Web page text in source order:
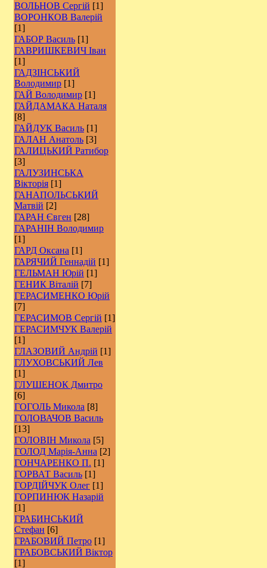
ВОЛЬНОВ Сергій [1]
ВОРОНКОВ Валерій
[1]
ГАБОР Василь [1]
ГАВРИШКЕВИЧ Іван
[1]
ГАДЗІНСЬКИЙ
Володимир [1]
ГАЙ Володимир [1]
ГАЙДАМАКА Наталя
[8]
ГАЙДУК Василь [1]
ГАЛАН Анатоль [3]
ГАЛИЦЬКИЙ Ратибор
[3]
ГАЛУЗИНСЬКА
Вікторія [1]
ГАНАПОЛЬСЬКИЙ
Матвій [2]
ГАРАН Євген [28]
ГАРАНІН Володимир
[1]
ГАРД Оксана [1]
ГАРЯЧИЙ Геннадій [1]
ГЕЛЬМАН Юрій [1]
ГЕНИК Віталій [7]
ГЕРАСИМЕНКО Юрій
[7]
ГЕРАСИМОВ Сергій [1]
ГЕРАСИМЧУК Валерій
[1]
ГЛАЗОВИЙ Андрій [1]
ГЛУХОВСЬКИЙ Лев
[1]
ГЛУШЕНОК Дмитро
[6]
ГОГОЛЬ Микола [8]
ГОЛОВАЧОВ Василь
[13]
ГОЛОВІН Микола [5]
ГОЛОД Марія-Анна [2]
ГОНЧАРЕНКО П. [1]
ГОРВАТ Василь [1]
ГОРДІЙЧУК Олег [1]
ГОРПИНЮК Назарій
[1]
ГРАБИНСЬКИЙ
Стефан [6]
ГРАБОВИЙ Петро [1]
ГРАБОВСЬКИЙ Віктор
[1]